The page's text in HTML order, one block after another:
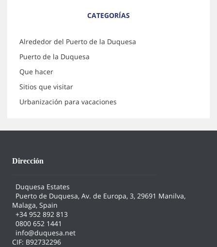
CATEGORÍAS
Alrededor del Puerto de la Duquesa
Puerto de la Duquesa
Que hacer
Sitios que visitar
Urbanización para vacaciones
Dirección
Duquesa Estates
Puerto de Duquesa, Av. de Europa, 3, 29691 Manilva,
Malaga, Spain
+34 952 892 813
0800 652 1441
info@duquesa.net
CIF: B92732296